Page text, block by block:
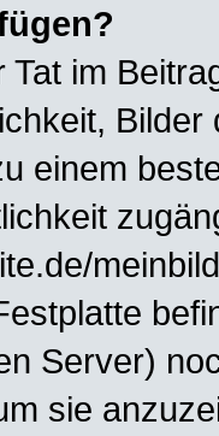
Tat im
einem
Server)
sie